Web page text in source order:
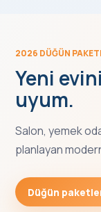
2026 DÜĞÜN
Yeni
uyum.
Salon, yemek
planlayan
Düğün